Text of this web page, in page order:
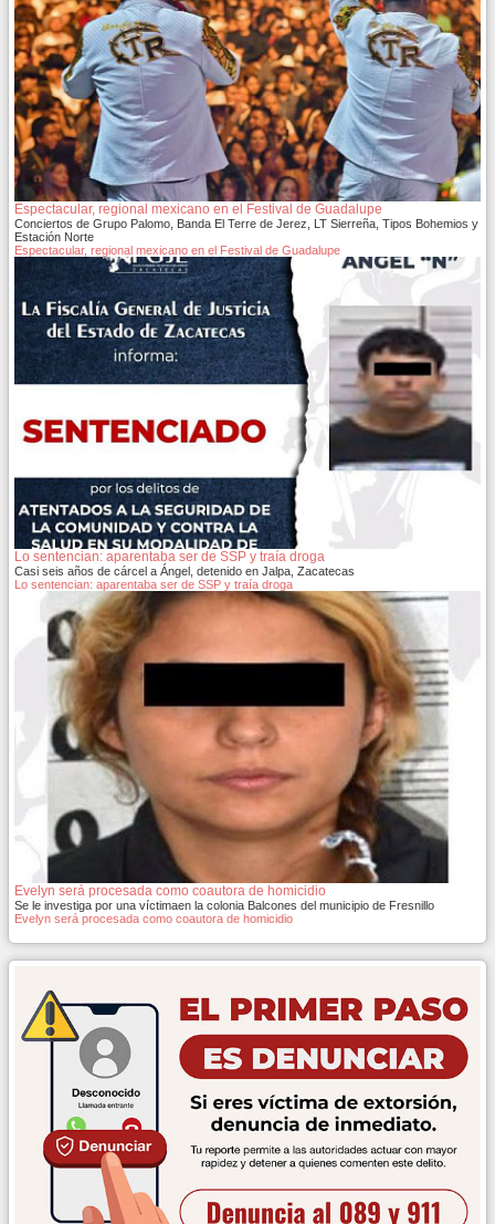
Espectacular, regional mexicano en el Festival de Guadalupe
Conciertos de Grupo Palomo, Banda El Terre de Jerez, LT Sierreña, Tipos Bohemios y
Estación Norte
Espectacular, regional mexicano en el Festival de Guadalupe
Lo sentencian: aparentaba ser de SSP y traía droga
Casi seis años de cárcel a Ángel, detenido en Jalpa, Zacatecas
Lo sentencian: aparentaba ser de SSP y traía droga
Evelyn será procesada como coautora de homicidio
Se le investiga por una víctimaen la colonia Balcones del municipio de Fresnillo
Evelyn será procesada como coautora de homicidio